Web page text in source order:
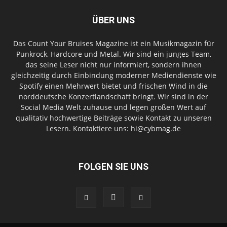
ÜBER UNS
Das Count Your Bruises Magazine ist ein Musikmagazin für
Punkrock, Hardcore und Metal. Wir sind ein junges Team,
das seine Leser nicht nur informiert, sondern ihnen
gleichzeitig durch Einbindung moderner Mediendienste wie
Spotify einen Mehrwert bietet und frischen Wind in die
norddeutsche Konzertlandschaft bringt. Wir sind in der
Social Media Welt zuhause und legen großen Wert auf
qualitativ hochwertige Beiträge sowie Kontakt zu unseren
Lesern. Kontaktiere uns: hi@cybmag.de
FOLGEN SIE UNS